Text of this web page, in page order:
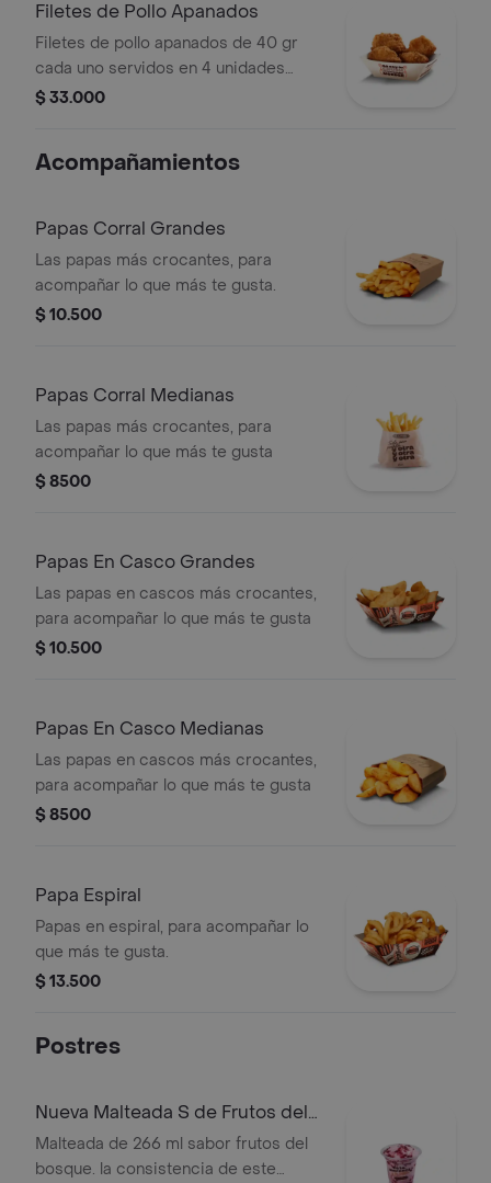
Filetes de Pollo Apanados
Filetes de pollo apanados de 40 gr
cada uno servidos en 4 unidades
acompañados de miel mostaza
$ 33.000
Acompañamientos
Papas Corral Grandes
Las papas más crocantes, para
acompañar lo que más te gusta.
$ 10.500
Papas Corral Medianas
Las papas más crocantes, para
acompañar lo que más te gusta
$ 8500
Papas En Casco Grandes
Las papas en cascos más crocantes,
para acompañar lo que más te gusta
$ 10.500
Papas En Casco Medianas
Las papas en cascos más crocantes,
para acompañar lo que más te gusta
$ 8500
Papa Espiral
Papas en espiral, para acompañar lo
que más te gusta.
$ 13.500
Postres
Nueva Malteada S de Frutos del
Bosque
Malteada de 266 ml sabor frutos del
bosque. la consistencia de este